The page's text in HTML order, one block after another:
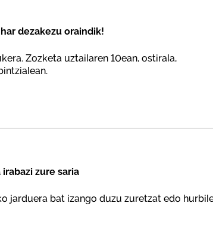
dezakezu oraindik!
Zozketa uztailaren 10ean, ostirala,
zure saria
jarduera bat izango duzu zuretzat edo